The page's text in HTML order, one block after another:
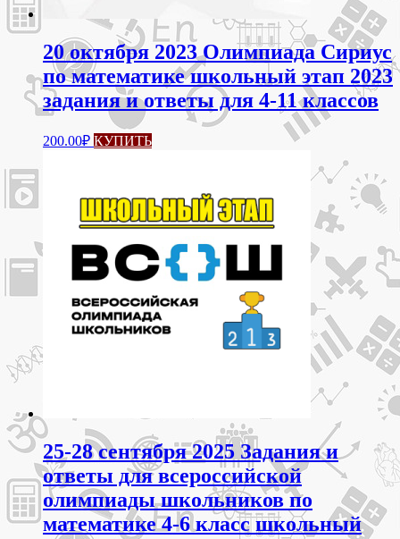
20 октября 2023 Олимпиада Сириус
по математике школьный этап 2023
задания и ответы для 4-11 классов
200.00₽ КУПИТЬЭтот
товар
вариаций.
Опции
можно
выбрать
на
странице
товара.
25-28 сентября 2025 Задания и
ответы для всероссийской
олимпиады школьников по
математике 4-6 класс школьный